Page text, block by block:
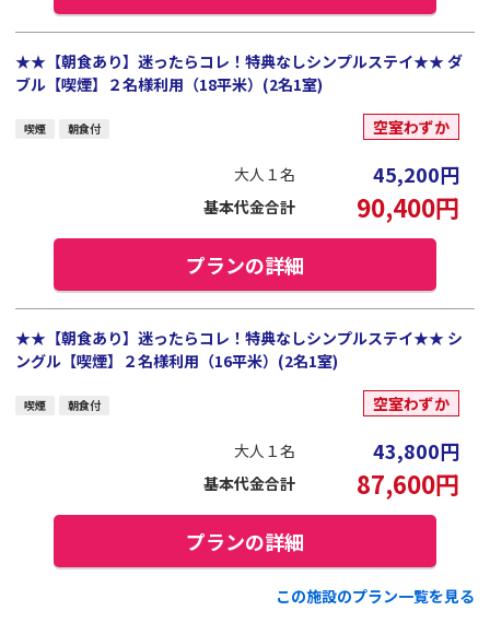
★★【朝食あり】迷ったらコレ！特典なしシンプルステイ★★ ダ
ブル【喫煙】２名様利用（18平米）(2名1室)
喫煙 朝食付 空室わずか
大人１名 45,200円
基本代金合計 90,400円
プランの詳細
★★【朝食あり】迷ったらコレ！特典なしシンプルステイ★★ シ
ングル【喫煙】２名様利用（16平米）(2名1室)
喫煙 朝食付 空室わずか
大人１名 43,800円
基本代金合計 87,600円
プランの詳細
この施設のプラン一覧を見る